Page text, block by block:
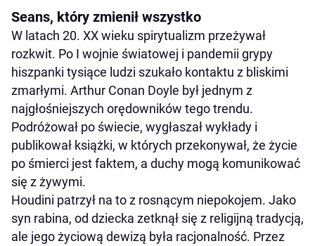
Seans, który zmienił wszystko
W latach 20. XX wieku spirytualizm przeżywał
rozkwit. Po I wojnie światowej i pandemii grypy
hiszpanki tysiące ludzi szukało kontaktu z bliskimi
zmarłymi. Arthur Conan Doyle był jednym z
najgłośniejszych orędowników tego trendu.
Podróżował po świecie, wygłaszał wykłady i
publikował książki, w których przekonywał, że życie
po śmierci jest faktem, a duchy mogą komunikować
się z żywymi.
Houdini patrzył na to z rosnącym niepokojem. Jako
syn rabina, od dziecka zetknął się z religijną tradycją,
ale jego życiową dewizą była racjonalność. Przez